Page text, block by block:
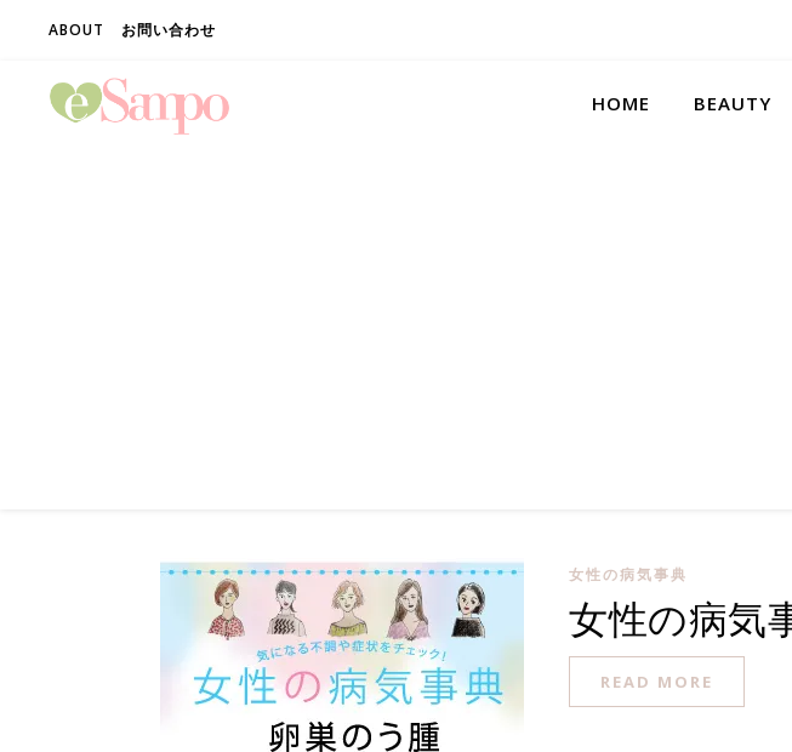
ABOUT お問い合わせ
HOME BEAUTY
女性の病気事典
女性の病気
READ MORE